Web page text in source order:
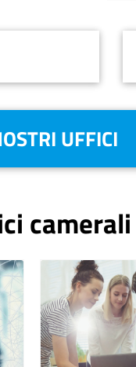
UFFICI
camerali